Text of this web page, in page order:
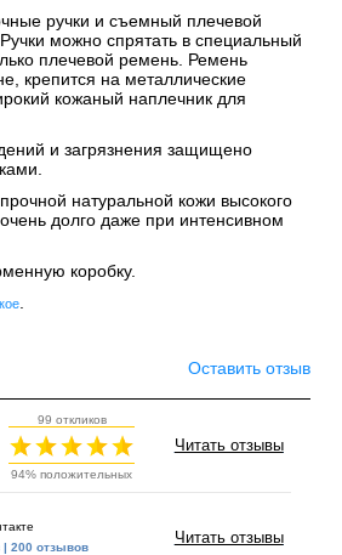
ручки и съемный плечевой
можно спрятать в специальный
плечевой ремень. Ремень
крепится на металлические
кожаный наплечник для
и загрязнения защищено
натуральной кожи высокого
долго даже при интенсивном
коробку.
.
Оставить отзыв
99 откликов
94% положительных
Читать отзывы
| 200 отзывов
Читать отзывы